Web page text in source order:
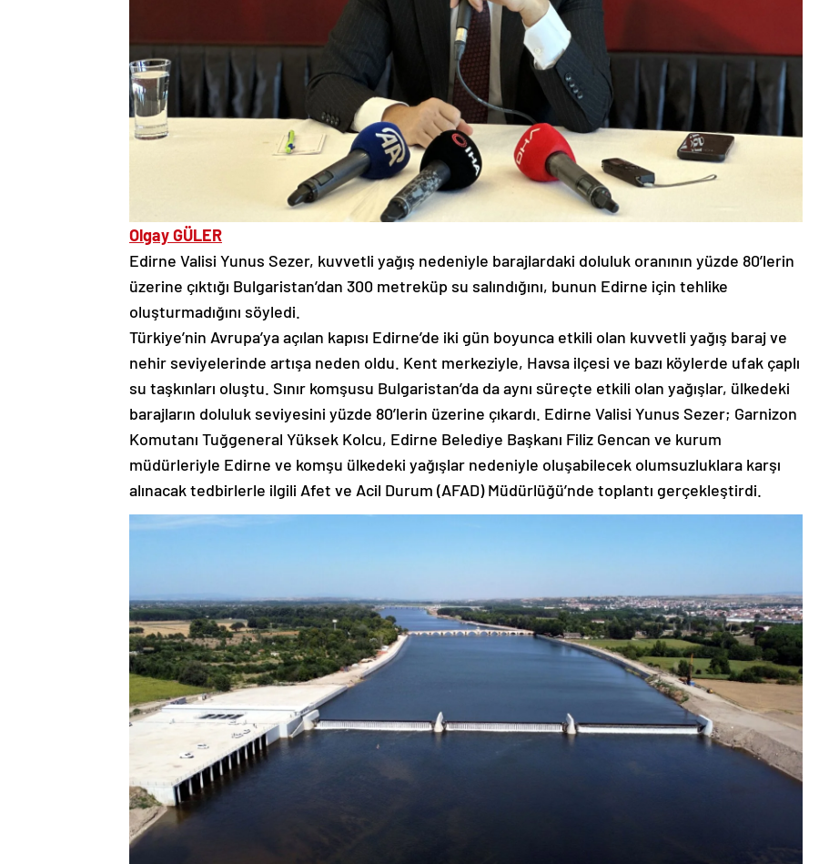
Olgay GÜLER
Edirne Valisi Yunus Sezer, kuvvetli yağış nedeniyle barajlardaki doluluk oranının yüzde 80’lerin
üzerine çıktığı Bulgaristan’dan 300 metreküp su salındığını, bunun Edirne için tehlike
oluşturmadığını söyledi.
Türkiye’nin Avrupa’ya açılan kapısı Edirne’de iki gün boyunca etkili olan kuvvetli yağış baraj ve
nehir seviyelerinde artışa neden oldu. Kent merkeziyle, Havsa ilçesi ve bazı köylerde ufak çaplı
su taşkınları oluştu. Sınır komşusu Bulgaristan’da da aynı süreçte etkili olan yağışlar, ülkedeki
barajların doluluk seviyesini yüzde 80’lerin üzerine çıkardı. Edirne Valisi Yunus Sezer; Garnizon
Komutanı Tuğgeneral Yüksek Kolcu, Edirne Belediye Başkanı Filiz Gencan ve kurum
müdürleriyle Edirne ve komşu ülkedeki yağışlar nedeniyle oluşabilecek olumsuzluklara karşı
alınacak tedbirlerle ilgili Afet ve Acil Durum (AFAD) Müdürlüğü’nde toplantı gerçekleştirdi.